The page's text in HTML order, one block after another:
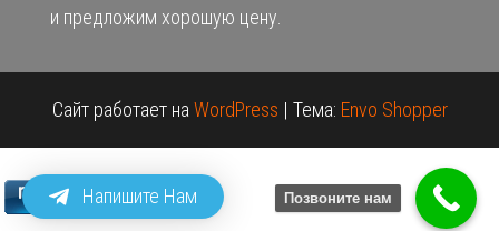
и предложим хорошую цену.
Сайт работает наWordPress | Тема: Envo Shopper
Позвоните нам
Напишите Нам